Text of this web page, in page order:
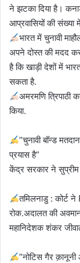
ने झटका दिया है।
आप्रवासियों की संख्या
भारत में चुनावी
अपने दोस्त की मदद
है कि खाड़ी देशों में
सकता है.
अमरमणि त्रिपाठी
किया.
”चुनावी बॉन्ड
प्रयास है”
केंद्र सरकार ने सुप्रीम
तमिलनाडु : कोर्ट
रोक.अदालत की
महानिदेशक शंकर
”नोटिस गैर